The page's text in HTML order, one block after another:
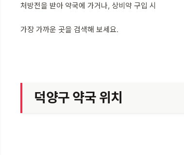
처방전을 받아 약국에 가거나, 상비약 구입 시
가장 가까운 곳을 검색해 보세요.
덕양구 약국 위치